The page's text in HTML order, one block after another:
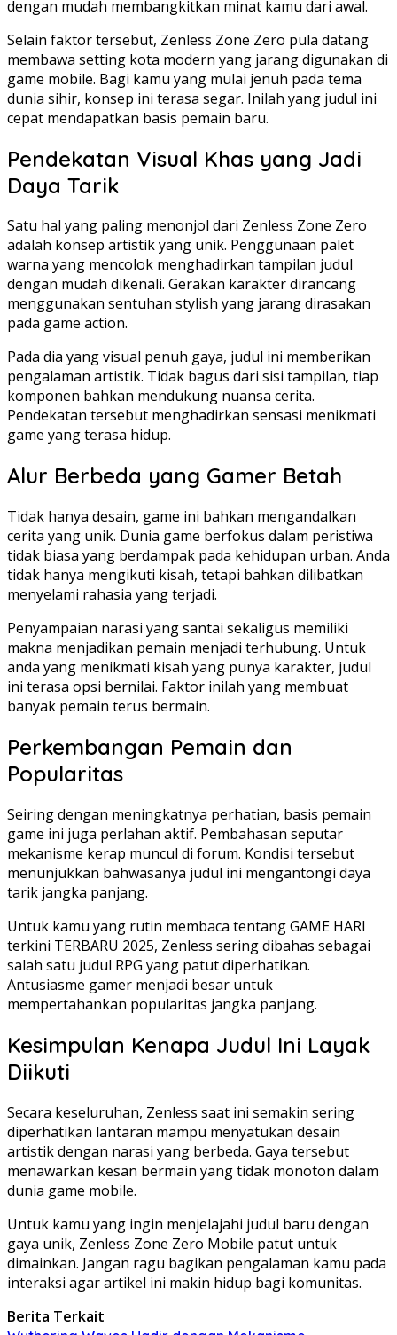
dengan mudah membangkitkan minat kamu dari awal.
Selain faktor tersebut, Zenless Zone Zero pula datang
membawa setting kota modern yang jarang digunakan di
game mobile. Bagi kamu yang mulai jenuh pada tema
dunia sihir, konsep ini terasa segar. Inilah yang judul ini
cepat mendapatkan basis pemain baru.
Pendekatan Visual Khas yang Jadi
Daya Tarik
Satu hal yang paling menonjol dari Zenless Zone Zero
adalah konsep artistik yang unik. Penggunaan palet
warna yang mencolok menghadirkan tampilan judul
dengan mudah dikenali. Gerakan karakter dirancang
menggunakan sentuhan stylish yang jarang dirasakan
pada game action.
Pada dia yang visual penuh gaya, judul ini memberikan
pengalaman artistik. Tidak bagus dari sisi tampilan, tiap
komponen bahkan mendukung nuansa cerita.
Pendekatan tersebut menghadirkan sensasi menikmati
game yang terasa hidup.
Alur Berbeda yang Gamer Betah
Tidak hanya desain, game ini bahkan mengandalkan
cerita yang unik. Dunia game berfokus dalam peristiwa
tidak biasa yang berdampak pada kehidupan urban. Anda
tidak hanya mengikuti kisah, tetapi bahkan dilibatkan
menyelami rahasia yang terjadi.
Penyampaian narasi yang santai sekaligus memiliki
makna menjadikan pemain menjadi terhubung. Untuk
anda yang menikmati kisah yang punya karakter, judul
ini terasa opsi bernilai. Faktor inilah yang membuat
banyak pemain terus bermain.
Perkembangan Pemain dan
Popularitas
Seiring dengan meningkatnya perhatian, basis pemain
game ini juga perlahan aktif. Pembahasan seputar
mekanisme kerap muncul di forum. Kondisi tersebut
menunjukkan bahwasanya judul ini mengantongi daya
tarik jangka panjang.
Untuk kamu yang rutin membaca tentang GAME HARI
terkini TERBARU 2025, Zenless sering dibahas sebagai
salah satu judul RPG yang patut diperhatikan.
Antusiasme gamer menjadi besar untuk
mempertahankan popularitas jangka panjang.
Kesimpulan Kenapa Judul Ini Layak
Diikuti
Secara keseluruhan, Zenless saat ini semakin sering
diperhatikan lantaran mampu menyatukan desain
artistik dengan narasi yang berbeda. Gaya tersebut
menawarkan kesan bermain yang tidak monoton dalam
dunia game mobile.
Untuk kamu yang ingin menjelajahi judul baru dengan
gaya unik, Zenless Zone Zero Mobile patut untuk
dimainkan. Jangan ragu bagikan pengalaman kamu pada
interaksi agar artikel ini makin hidup bagi komunitas.
Berita Terkait